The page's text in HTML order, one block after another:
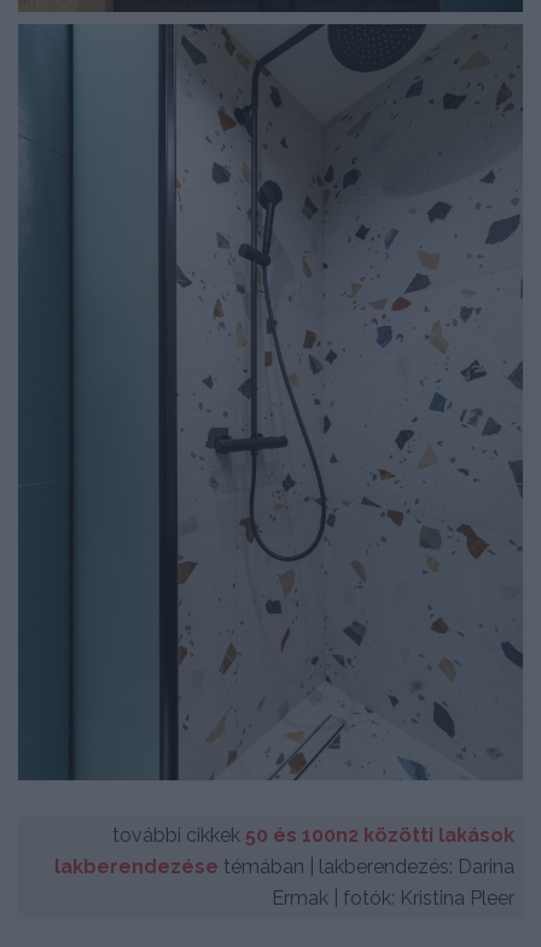
további cikkek 50 és 100n2 közötti lakások
lakberendezése témában | lakberendezés: Darina
Ermak | fotók: Kristina Pleer